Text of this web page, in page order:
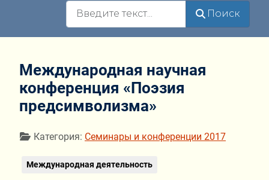
Поиск
Международная научная
конференция «Поэзия
предсимволизма»
Информация о материале
Категория: Семинары и конференции 2017
Международная деятельность